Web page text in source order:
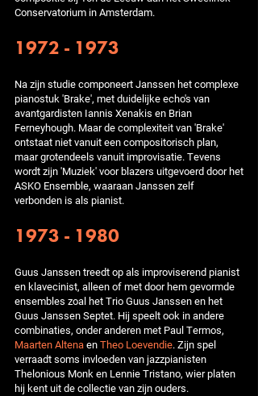
Conservatorium in Amsterdam.
1972 - 1973
Na zijn studie componeert Janssen het complexe
pianostuk 'Brake', met duidelijke echo's van
avantgardisten Iannis Xenakis en Brian
Ferneyhough. Maar de complexiteit van 'Brake'
ontstaat niet vanuit een compositorisch plan,
maar grotendeels vanuit improvisatie. Tevens
wordt zijn 'Muziek' voor blazers uitgevoerd door het
ASKO Ensemble, waaraan Janssen zelf
verbonden is als pianist.
1973 - 1980
Guus Janssen treedt op als improviserend pianist
en klavecinist, alleen of met door hem gevormde
ensembles zoal het Trio Guus Janssen en het
Guus Janssen Septet. Hij speelt ook in andere
combinaties, onder anderen met Paul Termos,
Maarten AltenaenTheo Loevendie. Zijn spel
verraadt soms invloeden van jazzpianisten
Thelonious Monk en Lennie Tristano, wier platen
hij kent uit de collectie van zijn ouders.